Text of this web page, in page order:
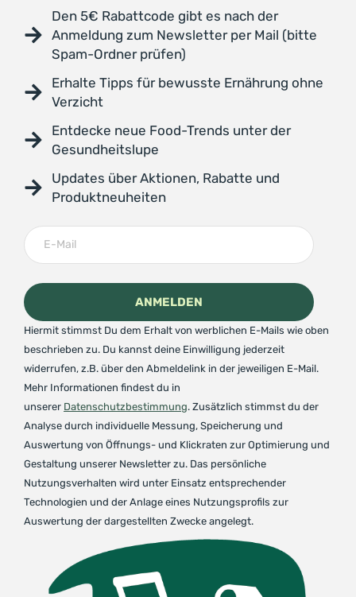
Den 5€ Rabattcode gibt es nach der
Anmeldung zum Newsletter per Mail (bitte
Spam-Ordner prüfen)
Erhalte Tipps für bewusste Ernährung ohne
Verzicht
Entdecke neue Food-Trends unter der
Gesundheitslupe
Updates über Aktionen, Rabatte und
Produktneuheiten
Hiermit stimmst Du dem Erhalt von werblichen E-Mails wie oben
beschrieben zu. Du kannst deine Einwilligung jederzeit
widerrufen, z.B. über den Abmeldelink in der jeweiligen E-Mail.
Mehr Informationen findest du in
unserer Datenschutzbestimmung. Zusätzlich stimmst du der
Analyse durch individuelle Messung, Speicherung und
Auswertung von Öffnungs- und Klickraten zur Optimierung und
Gestaltung unserer Newsletter zu. Das persönliche
Nutzungsverhalten wird unter Einsatz entsprechender
Technologien und der Anlage eines Nutzungsprofils zur
Auswertung der dargestellten Zwecke angelegt.